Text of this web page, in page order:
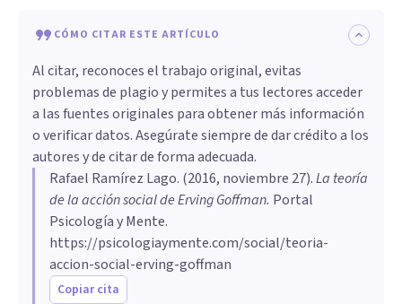
CÓMO CITAR ESTE ARTÍCULO
Al citar, reconoces el trabajo original, evitas
problemas de plagio y permites a tus lectores acceder
a las fuentes originales para obtener más información
o verificar datos. Asegúrate siempre de dar crédito a los
autores y de citar de forma adecuada.
Rafael Ramírez Lago. (2016, noviembre 27).​La teoría
de la acción social de Erving Goffman. Portal
Psicología y Mente.
https://psicologiaymente.com/social/teoria-
accion-social-erving-goffman
Copiar cita